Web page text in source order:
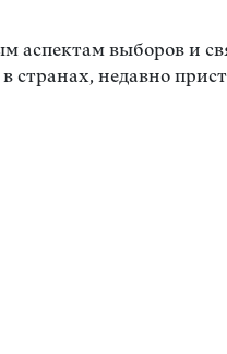
аспектам выборов и
странах, недавно